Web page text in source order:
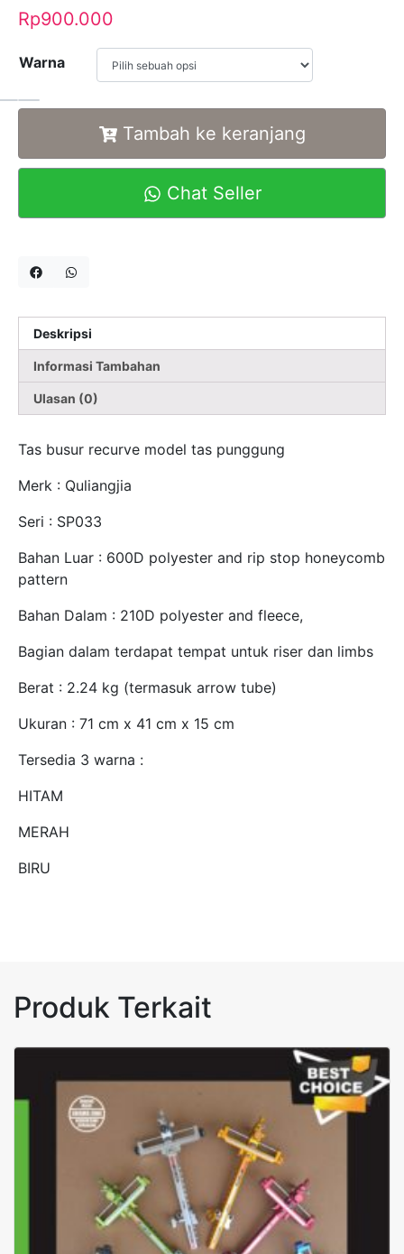
Rp900.000
Warna
Tambah ke keranjang
Chat Seller
Alternative:
Deskripsi
Informasi Tambahan
Ulasan (0)
Tas busur recurve model tas punggung
Merk : Quliangjia
Seri : SP033
Bahan Luar : 600D polyester and rip stop honeycomb
pattern
Bahan Dalam : 210D polyester and fleece,
Bagian dalam terdapat tempat untuk riser dan limbs
Berat : 2.24 kg (termasuk arrow tube)
Ukuran : 71 cm x 41 cm x 15 cm
Tersedia 3 warna :
HITAM
MERAH
BIRU
Produk Terkait